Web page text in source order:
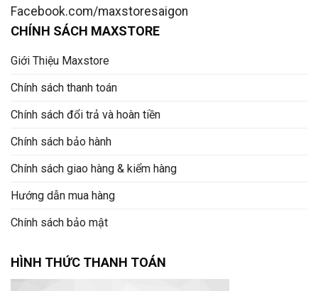
Facebook.com/maxstoresaigon
CHÍNH SÁCH MAXSTORE
Giới Thiệu Maxstore
Chính sách thanh toán
Chính sách đổi trả và hoàn tiền
Chính sách bảo hành
Chính sách giao hàng & kiểm hàng
Hướng dẫn mua hàng
Chính sách bảo mật
HÌNH THỨC THANH TOÁN